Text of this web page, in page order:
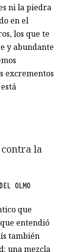
ni la piedra
en el
los que te
y abundante
excrementos
la
OLMO
que
entendió
también
una mezcla